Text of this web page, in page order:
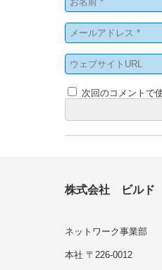
次回のコメントで
株式会社 ビルド
ネットワーク事業部
本社 〒226-0012